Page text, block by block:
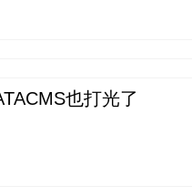
也打光了